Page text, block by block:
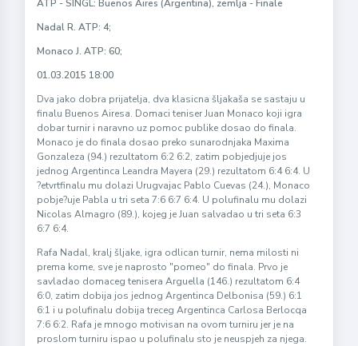
ATP - SINGL: Buenos Aires (Argentina), zemlja - Finale
Nadal R. ATP: 4;
Monaco J. ATP: 60;
01.03.2015 18:00
Dva jako dobra prijatelja, dva klasicna šljakaša se sastaju u
finalu Buenos Airesa. Domaci teniser Juan Monaco koji igra
dobar turnir i naravno uz pomoc publike dosao do finala.
Monaco je do finala dosao preko sunarodnjaka Maxima
Gonzaleza (94.) rezultatom 6:2 6:2, zatim pobjedjuje jos
jednog Argentinca Leandra Mayera (29.) rezultatom 6:4 6:4. U
?etvrtfinalu mu dolazi Urugvajac Pablo Cuevas (24.), Monaco
pobje?uje Pabla u tri seta 7:6 6:7 6:4. U polufinalu mu dolazi
Nicolas Almagro (89.), kojeg je Juan salvadao u tri seta 6:3
6:7 6:4.
Rafa Nadal, kralj šljake, igra odlican turnir, nema milosti ni
prema kome, sve je naprosto "pomeo" do finala. Prvo je
savladao domaceg tenisera Arguella (146.) rezultatom 6:4
6:0, zatim dobija jos jednog Argentinca Delbonisa (59.) 6:1
6:1 i u polufinalu dobija treceg Argentinca Carlosa Berlocqa
7:6 6:2. Rafa je mnogo motivisan na ovom turniru jer je na
proslom turniru ispao u polufinalu sto je neuspjeh za njega.